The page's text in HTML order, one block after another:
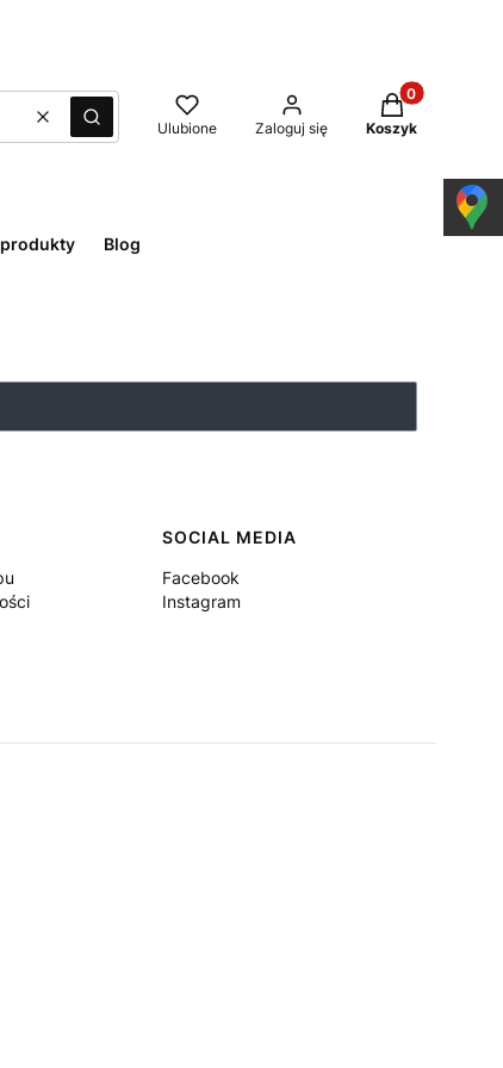
WyczyśćSzukaj Ulubione Zaloguj się
Produkty w
Koszyk
Blog
SOCIAL MEDIA
Facebook
Instagram